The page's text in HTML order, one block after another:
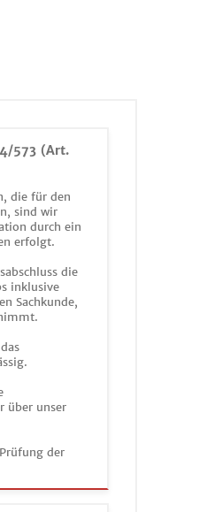
573 (Art.
die für den
sind wir
durch ein
erfolgt.
die
inklusive
Sachkunde,
über unser
der